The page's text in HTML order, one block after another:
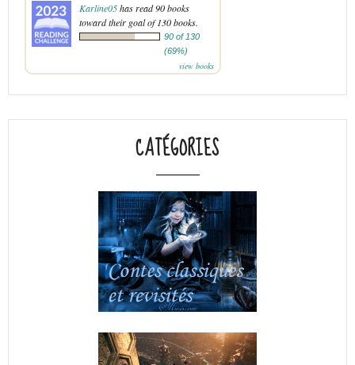
Karline05has read 90 books
toward their goal of 130 books.
90 of 130
(69%)
view books
CATÉGORIES